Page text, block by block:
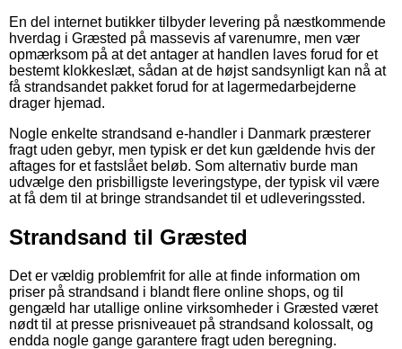
En del internet butikker tilbyder levering på næstkommende
hverdag i Græsted på massevis af varenumre, men vær
opmærksom på at det antager at handlen laves forud for et
bestemt klokkeslæt, sådan at de højst sandsynligt kan nå at
få strandsandet pakket forud for at lagermedarbejderne
drager hjemad.
Nogle enkelte strandsand e-handler i Danmark præsterer
fragt uden gebyr, men typisk er det kun gældende hvis der
aftages for et fastslået beløb. Som alternativ burde man
udvælge den prisbilligste leveringstype, der typisk vil være
at få dem til at bringe strandsandet til et udleveringssted.
Strandsand til Græsted
Det er vældig problemfrit for alle at finde information om
priser på strandsand i blandt flere online shops, og til
gengæld har utallige online virksomheder i Græsted været
nødt til at presse prisniveauet på strandsand kolossalt, og
endda nogle gange garantere fragt uden beregning.